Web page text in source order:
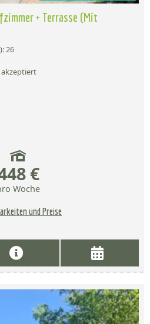
+ Terrasse (Mit
26
€
Woche
und Preise